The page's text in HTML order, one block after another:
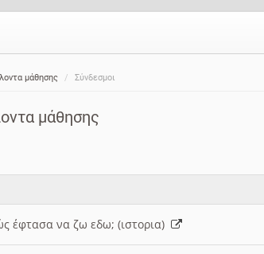
μάθησης Σύνδεσμοι
μάθησης
έφτασα να ζω εδω; (ιστορια)